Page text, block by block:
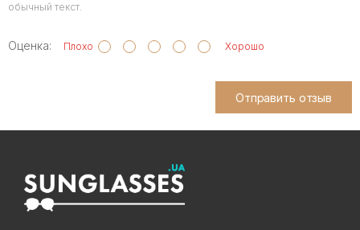
обычный текст.
Оценка: Плохо Хорошо
Отправить отзыв